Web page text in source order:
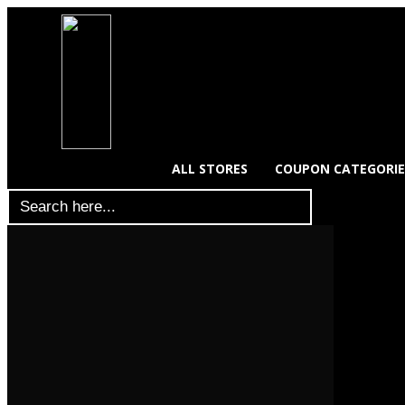
ALL STORES COUPON